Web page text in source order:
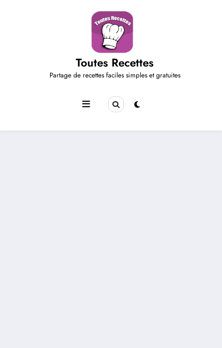
Toutes Recettes
Partage de recettes faciles simples et gratuites